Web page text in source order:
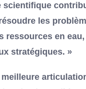
scientifique
les
ressources en
stratégiques. »
meilleure